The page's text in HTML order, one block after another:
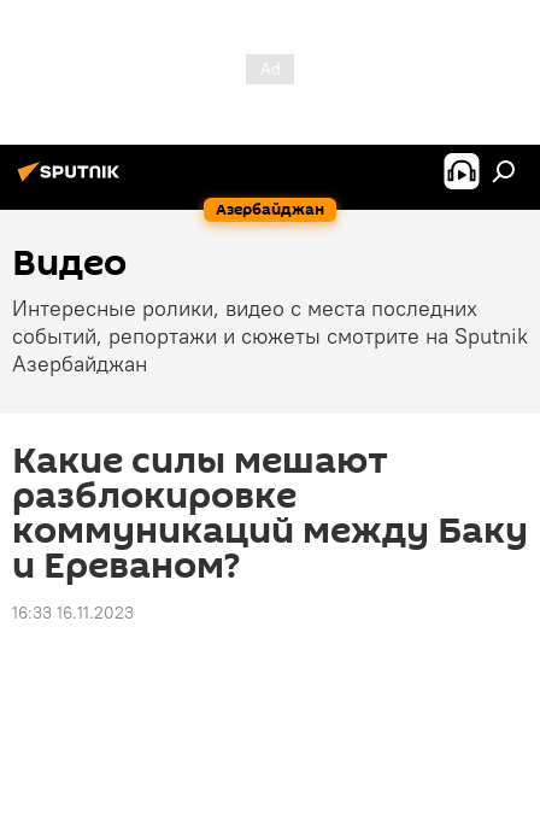
Азербайджан
Видео
Интересные ролики, видео с места последних
событий, репортажи и сюжеты смотрите на Sputnik
Азербайджан
Какие силы мешают
разблокировке
коммуникаций между Баку
и Ереваном?
16:33 16.11.2023